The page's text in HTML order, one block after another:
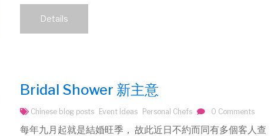
Details
Bridal Shower 新主意
Chinese blog posts Event Ideas Personal Chefs 0 Comments
每年九月起就是結婚旺季， 故此近日不約而同有多個客人查